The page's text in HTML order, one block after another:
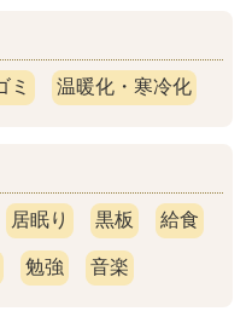
ミ 温暖化・寒冷化
居眠り 黒板 給食
勉強 音楽